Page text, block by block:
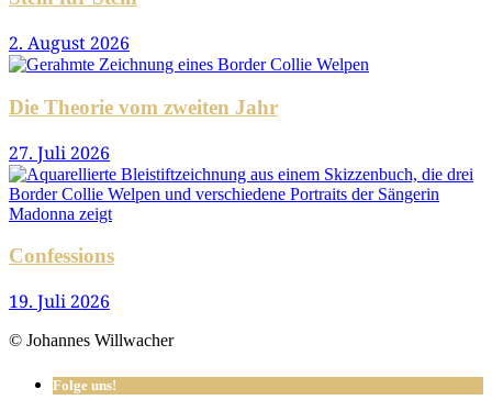
2. August 2026
Die Theorie vom zweiten Jahr
27. Juli 2026
Confessions
19. Juli 2026
© Johannes Willwacher
Folge uns!